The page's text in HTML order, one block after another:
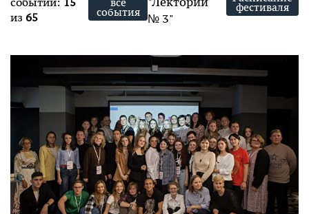
событий: 15
из 65
все
события
№ 3"
фестиваля